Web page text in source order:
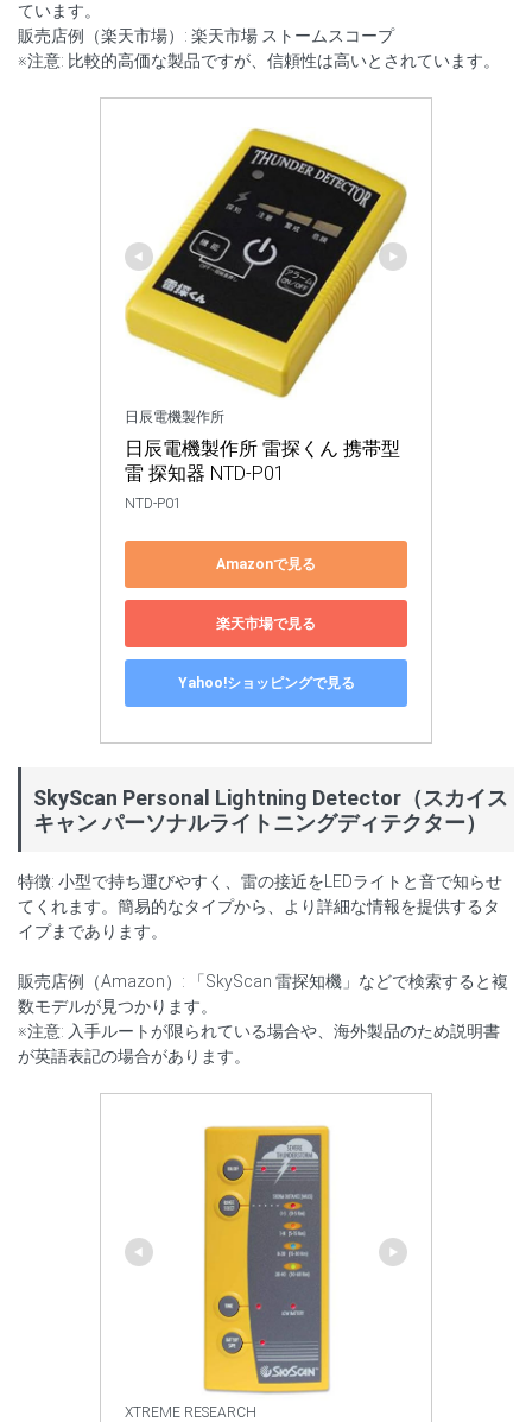
ています。
販売店例（楽天市場）: 楽天市場 ストームスコープ
※注意: 比較的高価な製品ですが、信頼性は高いとされています。
日辰電機製作所
日辰電機製作所 雷探くん 携帯型
雷 探知器 NTD-P01
NTD-P01
Amazonで見る
楽天市場で見る
Yahoo!ショッピングで見る
SkyScan Personal Lightning Detector（スカイス
キャン パーソナルライトニングディテクター）
特徴: 小型で持ち運びやすく、雷の接近をLEDライトと音で知らせ
てくれます。簡易的なタイプから、より詳細な情報を提供するタ
イプまであります。
販売店例（Amazon）: 「SkyScan 雷探知機」などで検索すると複
数モデルが見つかります。
※注意: 入手ルートが限られている場合や、海外製品のため説明書
が英語表記の場合があります。
XTREME RESEARCH